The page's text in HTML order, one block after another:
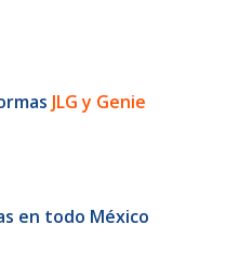
JLG y Genie
en todo México